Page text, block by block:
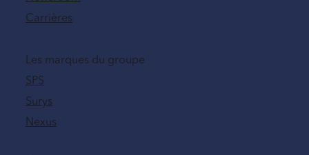
Carrières
Les marques du groupe
SPS
Surys
Nexus